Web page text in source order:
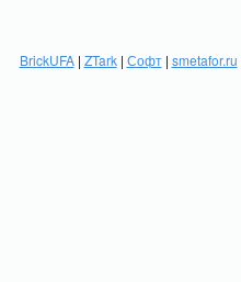
BrickUFA| ZTark| Софт| smetafor.ru